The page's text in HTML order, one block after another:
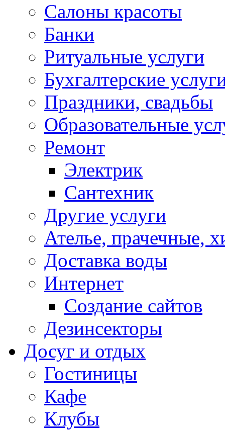
Салоны красоты
Банки
Ритуальные услуги
Бухгалтерские
Праздники, свадьбы
Образовательные
Ремонт
Электрик
Сантехник
Другие услуги
Ателье, прачечные,
Доставка воды
Интернет
Создание сайтов
Дезинсекторы
Досуг и отдых
Гостиницы
Кафе
Клубы